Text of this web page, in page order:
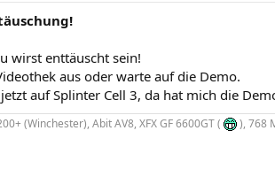
wirst enttäuscht sein!
aus oder warte auf die Demo.
auf Splinter Cell 3, da hat mich die
(Winchester), Abit AV8, XFX GF 6600GT (
), 768